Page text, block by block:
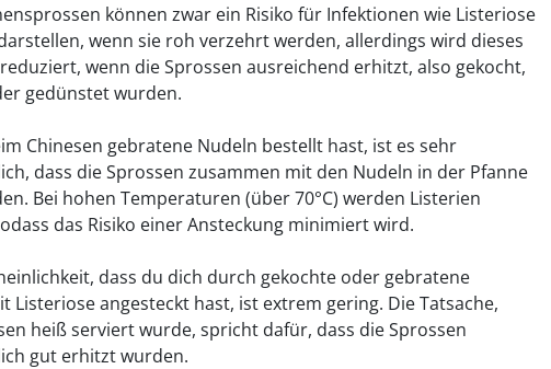
können zwar ein Risiko für Infektionen wie Listeriose
wenn sie roh verzehrt werden, allerdings wird dieses
wenn die Sprossen ausreichend erhitzt, also gekocht,
gedünstet wurden.
Chinesen gebratene Nudeln bestellt hast, ist es sehr
dass die Sprossen zusammen mit den Nudeln in der Pfanne
Bei hohen Temperaturen (über 70°C) werden Listerien
das Risiko einer Ansteckung minimiert wird.
dass du dich durch gekochte oder gebratene
Listeriose angesteckt hast, ist extrem gering. Die Tatsache,
heiß serviert wurde, spricht dafür, dass die Sprossen
gut erhitzt wurden.